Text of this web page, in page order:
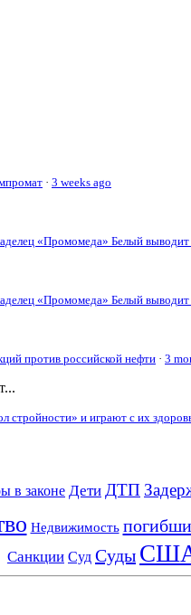
· 3 weeks ago
«Промомеда» Белый
«Промомеда» Белый
против российской нефти · 3
стройности» и играют с их
в законе Дети ДТП
Недвижимость
Санкции Суд Суды